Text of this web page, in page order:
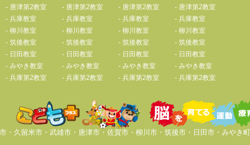
唐津第2教室
兵庫教室
柳川教室
筑後教室
日田教室
みやき教室
兵庫第2教室
唐津第2教室
兵庫教室
柳川教室
筑後教室
日田教室
みやき教室
兵庫第2教室
唐津第2教室
兵庫教室
柳川教室
筑後教室
日田教室
みやき教室
兵庫第2教室
唐津第2教室
兵庫教室
柳川教室
筑後教室
日田教室
みやき教室
兵庫第2教室
・久留米市・武雄市・唐津市・佐賀市・柳川市・筑後市・日田市・みやき